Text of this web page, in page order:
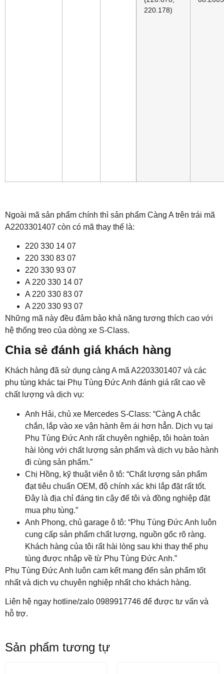
220.178)
Ngoài mã sản phẩm chính thì sản phẩm Càng A trên trái mã
A2203301407 còn có mã thay thế là:
220 330 14 07
220 330 83 07
220 330 93 07
A 220 330 14 07
A 220 330 83 07
A 220 330 93 07
Những mã này đều đảm bảo khả năng tương thích cao với
hệ thống treo của dòng xe S-Class.
Chia sẻ đánh giá khách hàng
Khách hàng đã sử dụng càng A mã A2203301407 và các
phụ tùng khác tại Phụ Tùng Đức Anh đánh giá rất cao về
chất lượng và dịch vụ:
Anh Hải, chủ xe Mercedes S-Class: “Càng A chắc
chắn, lắp vào xe vận hành êm ái hơn hẳn. Dịch vụ tại
Phụ Tùng Đức Anh rất chuyên nghiệp, tôi hoàn toàn
hài lòng với chất lượng sản phẩm và dịch vụ bảo hành
đi cùng sản phẩm.”
Chị Hồng, kỹ thuật viên ô tô: “Chất lượng sản phẩm
đạt tiêu chuẩn OEM, độ chính xác khi lắp đặt rất tốt.
Đây là địa chỉ đáng tin cậy để tôi và đồng nghiệp đặt
mua phụ tùng.”
Anh Phong, chủ garage ô tô: “Phụ Tùng Đức Anh luôn
cung cấp sản phẩm chất lượng, nguồn gốc rõ ràng.
Khách hàng của tôi rất hài lòng sau khi thay thế phụ
tùng được nhập về từ Phụ Tùng Đức Anh.”
Phụ Tùng Đức Anh luôn cam kết mang đến sản phẩm tốt
nhất và dịch vụ chuyên nghiệp nhất cho khách hàng.
Liên hệ ngay hotline/zalo 0989917746 để được tư vấn và
hỗ trợ.
Sản phẩm tương tự